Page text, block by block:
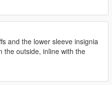
and the lower sleeve insignia
the outside, inline with the